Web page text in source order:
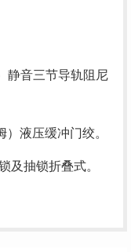
静音三节导轨阻尼
）液压缓冲门绞。
及抽锁折叠式。